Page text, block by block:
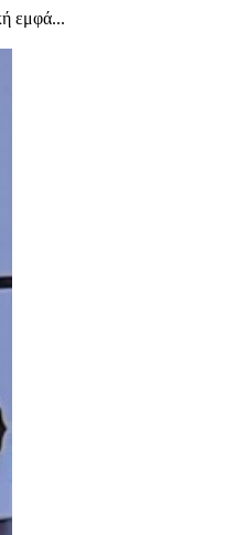
εμφά...